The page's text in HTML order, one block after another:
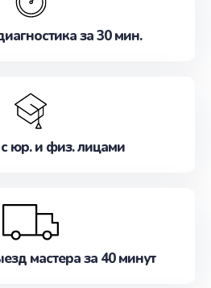
за 30 мин.
юр. и физ. лицами
мастера за 40 минут